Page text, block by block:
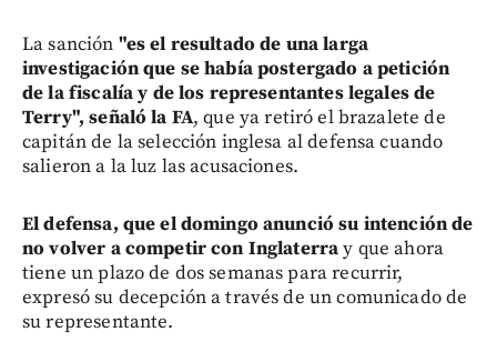
La sanción "es el resultado de una larga
investigación que se había postergado a petición
de la fiscalía y de los representantes legales de
Terry", señaló la FA, que ya retiró el brazalete de
capitán de la selección inglesa al defensa cuando
salieron a la luz las acusaciones.
El defensa, que el domingo anunció su intención de
no volver a competir con Inglaterray que ahora
tiene un plazo de dos semanas para recurrir,
expresó su decepción a través de un comunicado de
su representante.